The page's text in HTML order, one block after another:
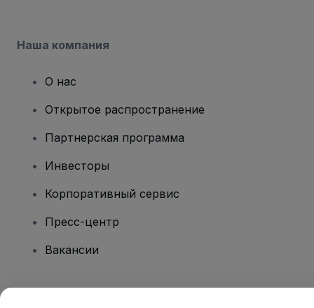
Наша компания
О нас
Открытое распространение
Партнерская программа
Инвесторы
Корпоративный сервис
Пресс-центр
Вакансии